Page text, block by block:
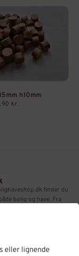
eller lignende
h10mm
kr.
finder du
bolig og have. Fra